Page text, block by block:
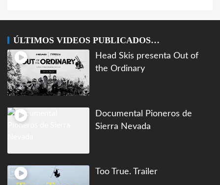
ÚLTIMOS VIDEOS PUBLICADOS…
Head Skis presenta Out of
the Ordinary
Documental Pioneros de
Sierra Nevada
Too True. Trailer